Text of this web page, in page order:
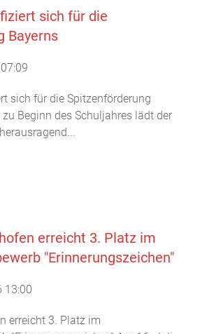
sich für die
Bayerns
sich für die Spitzenförderung
Beginn des Schuljahres lädt der
erreicht 3. Platz im
"Erinnerungszeichen"
13:00
erreicht 3. Platz im